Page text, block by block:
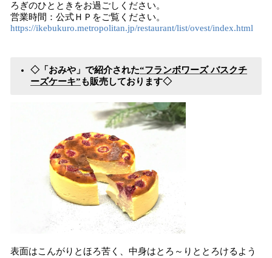
ろぎのひとときをお過ごしください。
営業時間：公式ＨＰをご覧ください。
https://ikebukuro.metropolitan.jp/restaurant/list/ovest/index.html
◇「おみや」で紹介された“フランボワーズ バスクチ
ーズケーキ”も販売しております◇
表面はこんがりとほろ苦く、中身はとろ～りととろけるよう